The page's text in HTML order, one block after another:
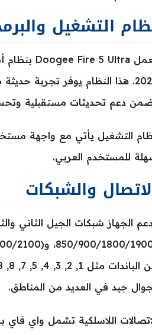
التشغيل
2025. هذا النظام يوفر تجربة
دعم تحديثات مستقبلية
التشغيل يأتي مع واجهة
للمستخدم العربي.
والشبكات
جيد في العديد من المناطق.